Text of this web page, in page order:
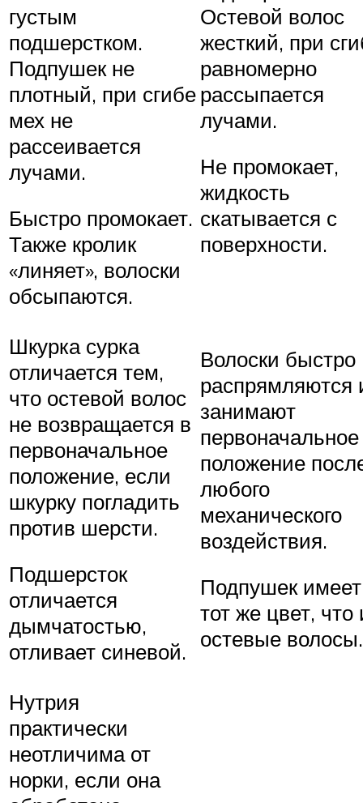
густым
подшерстком.
Подпушек не
плотный, при сгибе
мех не
рассеивается
лучами.
Быстро промокает.
Также кролик
«линяет», волоски
обсыпаются.
Остевой волос
жесткий, при
равномерно
рассыпается
лучами.
Не промокает,
жидкость
скатывается с
поверхности.
Шкурка сурка
отличается тем,
что остевой волос
не возвращается в
первоначальное
положение, если
шкурку погладить
против шерсти.
Подшерсток
отличается
дымчатостью,
отливает синевой.
Волоски быстро
распрямляются
занимают
первоначальное
положение
любого
механического
воздействия.
Подпушек имеет
тот же цвет, что
остевые волосы.
Нутрия
практически
неотличима от
норки, если она